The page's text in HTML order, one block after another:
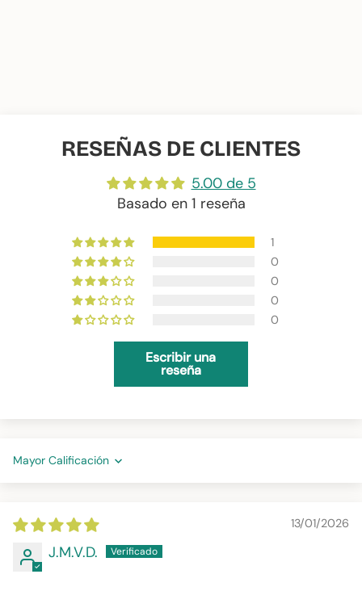
Medidas 15 pulgadas:
39 de ancho X 28 de alto
65% PES 35% CO
RESEÑAS DE CLIENTES
5.00 de 5
Basado en 1 reseña
1
0
0
0
0
Escribir una
reseña
Sort by
13/01/2026
J.M.V.D.